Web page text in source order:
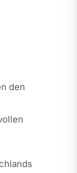
den